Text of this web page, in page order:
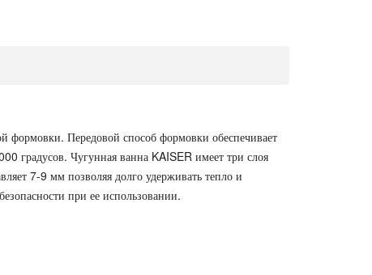
Передовой способ формовки обеспечивает
градусов. Чугунная ванна KAISER имеет три слоя
7-9 мм позволяя долго удерживать тепло и
при ее использовании.